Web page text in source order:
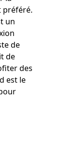
préféré.
un
de
de
des
est le